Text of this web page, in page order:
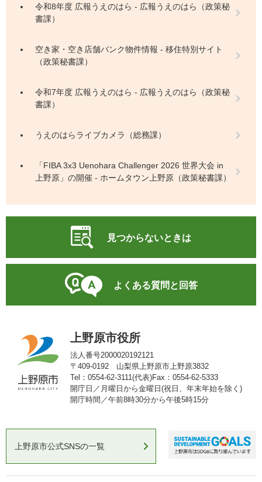
令和8年度 広報うえのはら - 広報うえのはら（政策秘
書課）
空き家・空き店舗バンク物件情報 - 移住特別サイト
（政策秘書課）
令和7年度 広報うえのはら - 広報うえのはら（政策秘
書課）
うえのはらライブカメラ（総務課）
「FIBA 3x3 Uenohara Challenger 2026 世界大会 in
上野原」の開催 - ホームタウン上野原（政策秘書課）
見つからないときは
よくある質問と回答
上野原市役所
法人番号2000020192121
〒409-0192 山梨県上野原市上野原3832
Tel：0554-62-3111(代表)Fax：0554-62-5333
開庁日／月曜日から金曜日(祝日、年末年始を除く)
開庁時間／午前8時30分から午後5時15分
上野原市公式SNSの一覧